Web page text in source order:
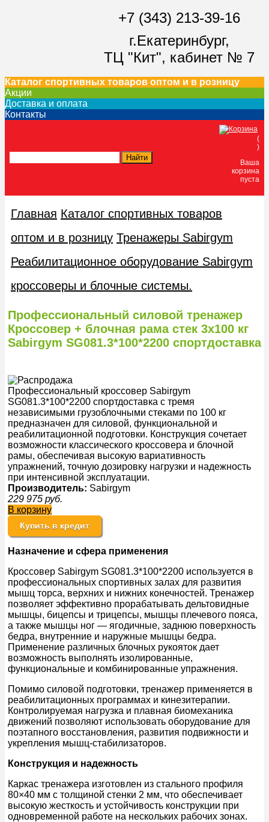
+7 (343) 213-39-16
г.Екатеринбург,
ТЦ "Кит", кабинет № 7
Каталог спортивных товаров оптом и в розницу
Акции
Доставка и оплата
Контакты
(
)
Ваша
корзина
пуста
Главная Каталог спортивных товаров
оптом и в розницу Тренажеры Sabirgym
Реабилитационное оборудование Sabirgym
кроссоверы и блочные системы.
Профессиональный силовой тренажер
Кроссовер + блочная рама стек 3х100 кг
Sabirgym SG081.3*100*2200 спортдоставка
Профессиональный кроссовер Sabirgym
SG081.3*100*2200 спортдоставка с тремя
независимыми грузоблочными стеками по 100 кг
предназначен для силовой, функциональной и
реабилитационной подготовки. Конструкция сочетает
возможности классического кроссовера и блочной
рамы, обеспечивая высокую вариативность
упражнений, точную дозировку нагрузки и надежность
при интенсивной эксплуатации.
Производитель: Sabirgym
229 975 руб.
В корзину
Купить в кредит
Назначение и сфера применения
Кроссовер Sabirgym SG081.3*100*2200 используется в
профессиональных спортивных залах для развития
мышц торса, верхних и нижних конечностей. Тренажер
позволяет эффективно прорабатывать дельтовидные
мышцы, бицепсы и трицепсы, мышцы плечевого пояса,
а также мышцы ног — ягодичные, заднюю поверхность
бедра, внутренние и наружные мышцы бедра.
Применение различных блочных рукояток дает
возможность выполнять изолированные,
функциональные и комбинированные упражнения.
Помимо силовой подготовки, тренажер применяется в
реабилитационных программах и кинезитерапии.
Контролируемая нагрузка и плавная биомеханика
движений позволяют использовать оборудование для
поэтапного восстановления, развития подвижности и
укрепления мышц-стабилизаторов.
Конструкция и надежность
Каркас тренажера изготовлен из стального профиля
80×40 мм с толщиной стенки 2 мм, что обеспечивает
высокую жесткость и устойчивость конструкции при
одновременной работе на нескольких рабочих зонах.